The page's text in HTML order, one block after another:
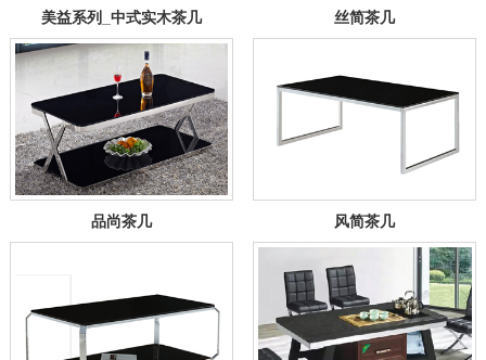
美益系列_中式实木茶几 丝简茶几
品尚茶几 风简茶几